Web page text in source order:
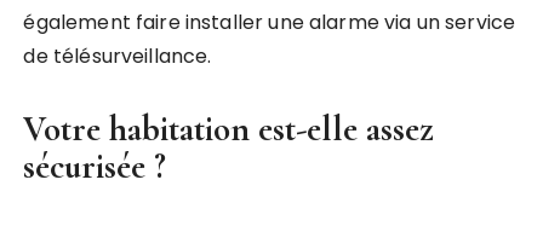
également faire installer une alarme via un service
de télésurveillance.
Votre habitation est-elle assez
sécurisée ?